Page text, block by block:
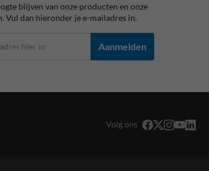
blijven van onze producten en onze
Vul dan hieronder je e-mailadres in.
Aanmelden
Volg ons